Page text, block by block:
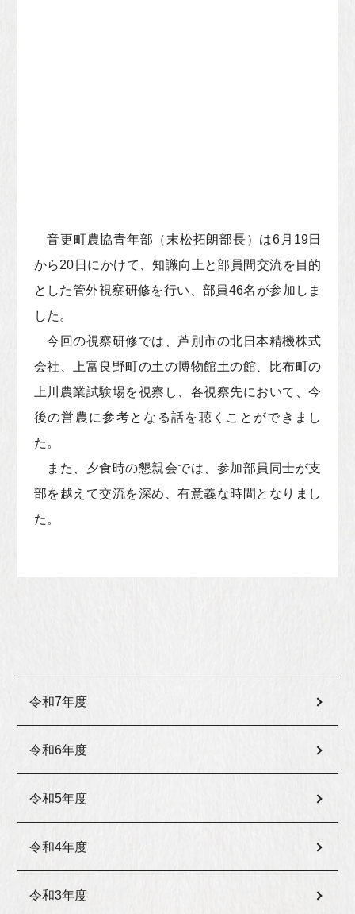
音更町農協青年部（末松拓朗部長）は6月19日
から20日にかけて、知識向上と部員間交流を目的
とした管外視察研修を行い、部員46名が参加しま
した。
今回の視察研修では、芦別市の北日本精機株式
会社、上富良野町の土の博物館土の館、比布町の
上川農業試験場を視察し、各視察先において、今
後の営農に参考となる話を聴くことができまし
た。
また、夕食時の懇親会では、参加部員同士が支
部を越えて交流を深め、有意義な時間となりまし
た。
令和7年度
令和6年度
令和5年度
令和4年度
令和3年度